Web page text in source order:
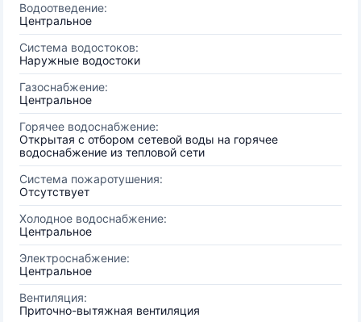
Водоотведение:
Центральное
Система водостоков:
Наружные водостоки
Газоснабжение:
Центральное
Горячее водоснабжение:
Открытая с отбором сетевой воды на горячее
водоснабжение из тепловой сети
Система пожаротушения:
Отсутствует
Холодное водоснабжение:
Центральное
Электроснабжение:
Центральное
Вентиляция:
Приточно-вытяжная вентиляция